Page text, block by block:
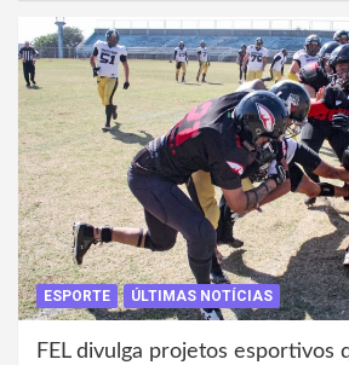
ESPORTE ÚLTIMAS NOTÍCIAS
FEL divulga projetos esportivos